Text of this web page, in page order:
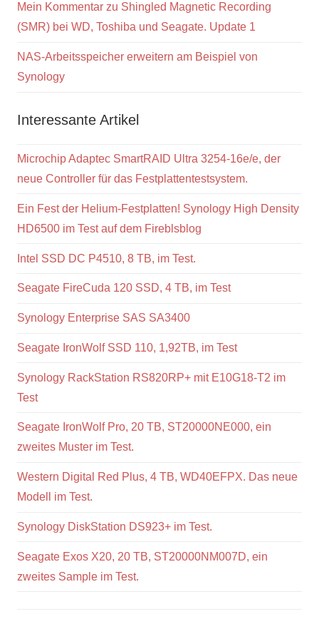
Mein Kommentar zu Shingled Magnetic Recording
(SMR) bei WD, Toshiba und Seagate. Update 1
NAS-Arbeitsspeicher erweitern am Beispiel von
Synology
Interessante Artikel
Microchip Adaptec SmartRAID Ultra 3254-16e/e, der
neue Controller für das Festplattentestsystem.
Ein Fest der Helium-Festplatten! Synology High Density
HD6500 im Test auf dem Fireblsblog
Intel SSD DC P4510, 8 TB, im Test.
Seagate FireCuda 120 SSD, 4 TB, im Test
Synology Enterprise SAS SA3400
Seagate IronWolf SSD 110, 1,92TB, im Test
Synology RackStation RS820RP+ mit E10G18-T2 im
Test
Seagate IronWolf Pro, 20 TB, ST20000NE000, ein
zweites Muster im Test.
Western Digital Red Plus, 4 TB, WD40EFPX. Das neue
Modell im Test.
Synology DiskStation DS923+ im Test.
Seagate Exos X20, 20 TB, ST20000NM007D, ein
zweites Sample im Test.